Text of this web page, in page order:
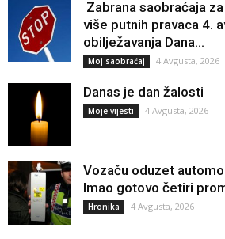
Zabrana saobraćaja
više putnih pravaca 4.
obilježavanja Dana...
Moj saobraćaj 4 Avgusta, 2026
Danas je dan žalosti
Moje vijesti 4 Avgusta, 2026
Vozaču oduzet
Imao gotovo četiri
Hronika 4 Avgusta, 2026